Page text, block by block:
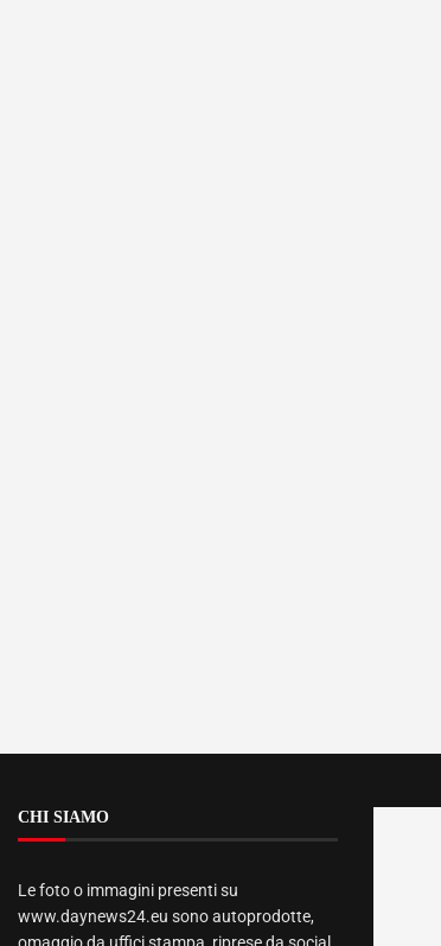
CHI SIAMO
Le foto o immagini presenti su
www.daynews24.eu sono autoprodotte,